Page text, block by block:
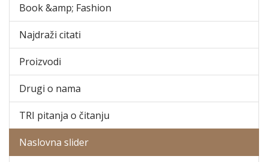
Book &amp; Fashion
Najdraži citati
Proizvodi
Drugi o nama
TRI pitanja o čitanju
Naslovna slider